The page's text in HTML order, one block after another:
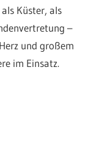
Küster, als
–
und großem
im Einsatz.